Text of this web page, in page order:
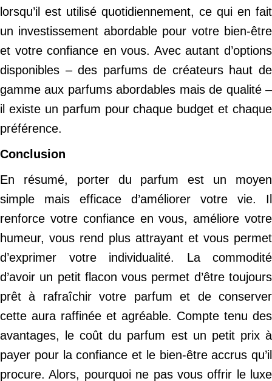
lorsqu’il est utilisé quotidiennement, ce qui en fait
un investissement abordable pour votre bien-être
et votre confiance en vous. Avec autant d’options
disponibles – des parfums de créateurs haut de
gamme aux parfums abordables mais de qualité –
il existe un parfum pour chaque budget et chaque
préférence.
Conclusion
En résumé, porter du parfum est un moyen
simple mais efficace d’améliorer votre vie. Il
renforce votre confiance en vous, améliore votre
humeur, vous rend plus attrayant et vous permet
d’exprimer votre individualité. La commodité
d’avoir un petit flacon vous permet d’être toujours
prêt à rafraîchir votre parfum et de conserver
cette aura raffinée et agréable. Compte tenu des
avantages, le coût du parfum est un petit prix à
payer pour la confiance et le bien-être accrus qu’il
procure. Alors, pourquoi ne pas vous offrir le luxe